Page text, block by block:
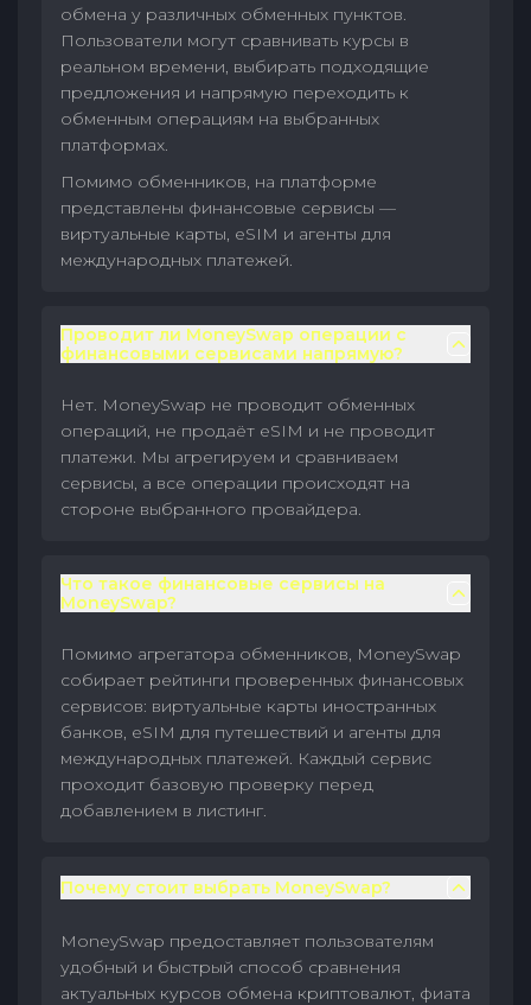
обмена у различных обменных пунктов.
Пользователи могут сравнивать курсы в
реальном времени, выбирать подходящие
предложения и напрямую переходить к
обменным операциям на выбранных
платформах.
Помимо обменников, на платформе
представлены финансовые сервисы —
виртуальные карты, eSIM и агенты для
международных платежей.
Проводит ли MoneySwap операции с
финансовыми сервисами напрямую?
Нет. MoneySwap не проводит обменных
операций, не продаёт eSIM и не проводит
платежи. Мы агрегируем и сравниваем
сервисы, а все операции происходят на
стороне выбранного провайдера.
Что такое финансовые сервисы на
MoneySwap?
Помимо агрегатора обменников, MoneySwap
собирает рейтинги проверенных финансовых
сервисов: виртуальные карты иностранных
банков, eSIM для путешествий и агенты для
международных платежей. Каждый сервис
проходит базовую проверку перед
добавлением в листинг.
Почему стоит выбрать MoneySwap?
MoneySwap предоставляет пользователям
удобный и быстрый способ сравнения
актуальных курсов обмена криптовалют, фиата